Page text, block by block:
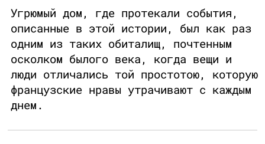
Угрюмый дом, где протекали события,
описанные в этой истории, был как раз
одним из таких обиталищ, почтенным
осколком былого века, когда вещи и
люди отличались той простотою, которую
французские нравы утрачивают с каждым
днем.